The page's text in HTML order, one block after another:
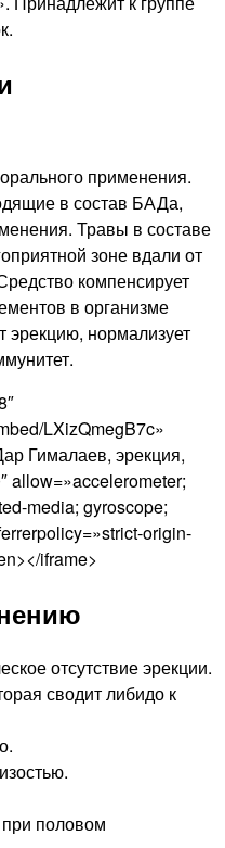
применения.
в состав БАДа,
Травы в составе
зоне вдали от
компенсирует
в организме
эрекцию, нормализует
LXizQmegB7c»
Гималаев, эрекция,
allow=»accelerometer;
media; gyroscope;
origin-
iframe>
отсутствие эрекции.
сводит либидо к
половом